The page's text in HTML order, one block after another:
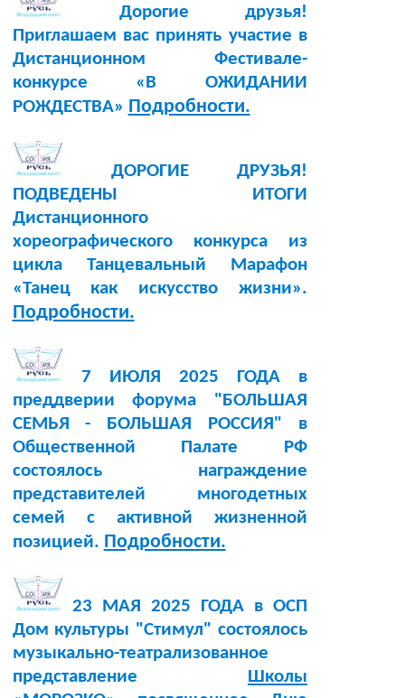
Дорогие друзья!
Приглашаем вас принять участие в
Дистанционном Фестивале-
конкурсе «В ОЖИДАНИИ
РОЖДЕСТВА» Подробности.
ДОРОГИЕ ДРУЗЬЯ!
ПОДВЕДЕНЫ ИТОГИ
Дистанционного
хореографического конкурса из
цикла Танцевальный Марафон
«Танец как искусство жизни».
Подробности.
7 ИЮЛЯ 2025 ГОДА в
преддверии форума "БОЛЬШАЯ
СЕМЬЯ - БОЛЬШАЯ РОССИЯ" в
Общественной Палате РФ
состоялось награждение
представителей многодетных
семей с активной жизненной
позицией. Подробности.
23 МАЯ 2025 ГОДА в ОСП
Дом культуры "Стимул" состоялось
музыкально-театрализованное
представление Школы